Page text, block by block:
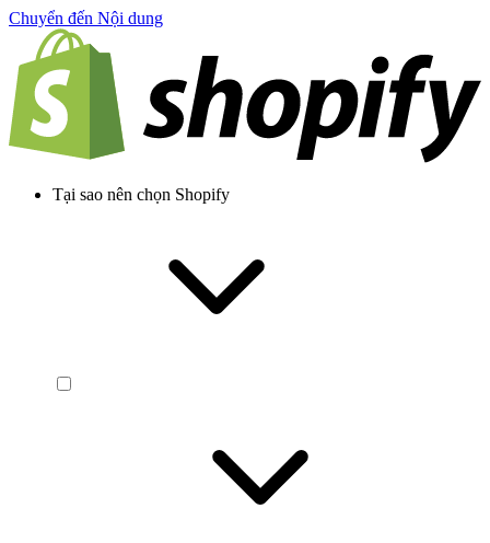
Chuyển đến Nội dung
Tại sao nên chọn Shopify